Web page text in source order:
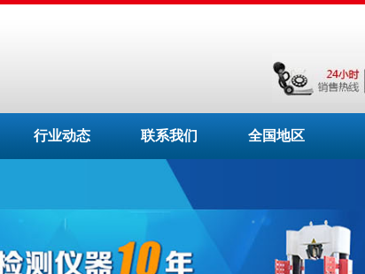
行业动态 联系我们 全国地区